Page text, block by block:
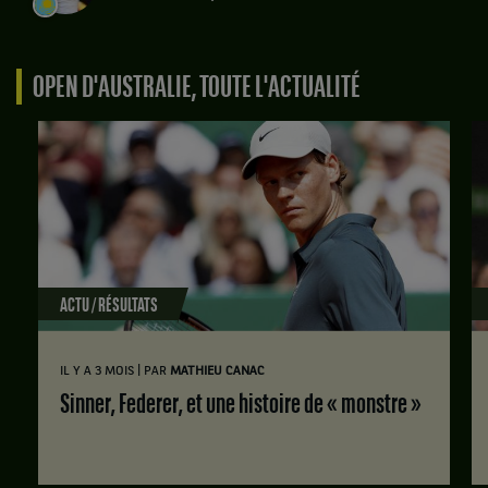
OPEN D'AUSTRALIE, TOUTE L'ACTUALITÉ
ACTU / RÉSULTATS
IL Y A 3 MOIS PAR MATHIEU CANAC
Sinner, Federer, et une histoire de « monstre »